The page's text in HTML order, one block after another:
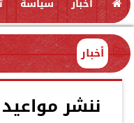
أخبار سياسة
أخبار
ننشر